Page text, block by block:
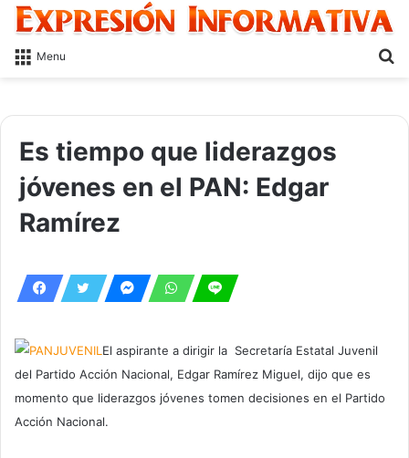
Menu
Es tiempo que liderazgos
jóvenes en el PAN: Edgar
Ramírez
El aspirante a dirigir la Secretaría Estatal Juvenil
del Partido Acción Nacional, Edgar Ramírez Miguel, dijo que es
momento que liderazgos jóvenes tomen decisiones en el Partido
Acción Nacional.